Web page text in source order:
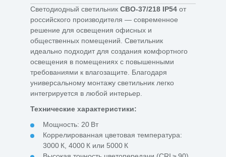
Светодиодный светильник СВО-37/218 IP54от
российского производителя — современное
решение для освещения офисных и
общественных помещений. Светильник
идеально подходит для создания комфортного
освещения в помещениях с повышенными
требованиями к влагозащите. Благодаря
универсальному монтажу светильник легко
интегрируется в любой интерьер.
Технические характеристики:
Мощность: 20 Вт
Коррелированная цветовая температура:
3000 К, 4000 К или 5000 К